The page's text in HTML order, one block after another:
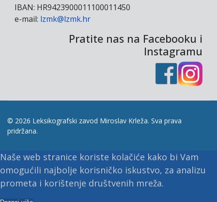
IBAN: HR9423900011100011450
e-mail: lzmk@lzmk.hr
Pratite nas na Facebooku i
Instagramu
© 2026 Leksikografski zavod Miroslav Krleža. Sva prava
pridržana.
Naše web stranice koriste kolačiće kako bi Vam
omogućili najbolje korisničko iskustvo, za analizu
prometa i korištenje društvenih mreža.